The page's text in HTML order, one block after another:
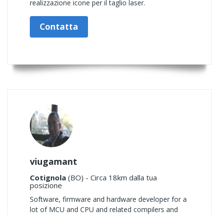
realizzazione icone per il taglio laser.
Contatta
viugamant
Cotignola (BO) - Circa 18km dalla tua
posizione
Software, firmware and hardware developer for a
lot of MCU and CPU and related compilers and